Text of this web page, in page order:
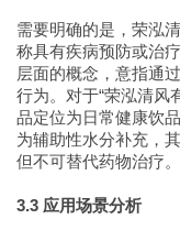
需要明确的是，荣泓
称具有疾病预防或治
层面的概念，意指通
行为。对于“荣泓清风
品定位为日常健康饮
为辅助性水分补充，
但不可替代药物治疗。
3.3 应用场景分析